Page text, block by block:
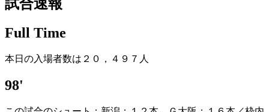
試合速報
Full Time
本日の入場者数は２０，４９７人
98'